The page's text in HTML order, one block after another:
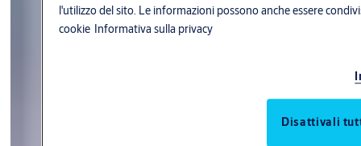
l'utilizzo del sito. Le informazioni possono anche essere
cookie Informativa sulla privacy
Disattivali